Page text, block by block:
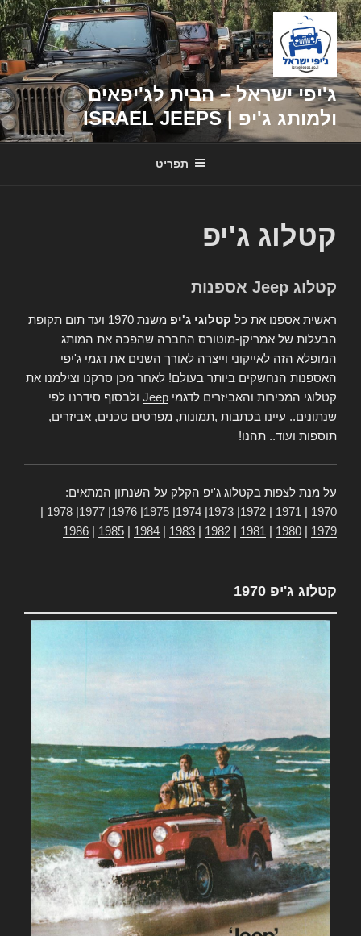
דילוג
לתוכן
ג'יפי ישראל – הבית לג'יפאים
ולמותג ג'יפ | ISRAEL JEEPS
תפריט
קטלוג ג'יפ
קטלוג Jeep אספנות
ראשית אספנו את כל קטלוגי ג'יפ
משנת 1970 ועד תום תקופת
הבעלות של אמריקן-מוטורס החברה שהפכה את המותג
המופלא הזה לאייקוני וייצרה לאורך השנים את דגמי ג'יפי
האספנות הנחשקים ביותר בעולם! לאחר מכן סרקנו וצילמנו את
קטלוגי המכירות והאביזרים לדגמי Jeep ולבסוף סידרנו לפי
שנתונים.. עיינו בכתבות ,תמונות, מפרטים טכנים, אביזרים,
תוספות ועוד.. תהנו!
על מנת לצפות בקטלוג ג'יפ הקלק על השנתון המתאים:
1970
1971
1972
1973
1974
1975
1976
1977
1978
1979
1980
1981
1982
1983
1984
1985
1986
קטלוג ג'יפ 1970